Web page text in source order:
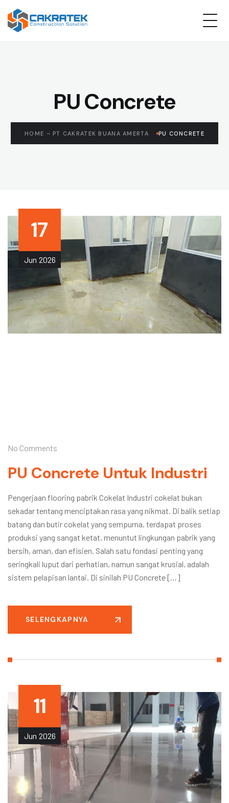
PU Concrete
HOME – PT CAKRATEK BUANA AMERTA PU CONCRETE
17
Jun 2026
No Comments
PU Concrete Untuk Industri
Pengerjaan flooring pabrik Cokelat Industri cokelat bukan
sekadar tentang menciptakan rasa yang nikmat. Di balik setiap
batang dan butir cokelat yang sempurna, terdapat proses
produksi yang sangat ketat, menuntut lingkungan pabrik yang
bersih, aman, dan efisien. Salah satu fondasi penting yang
seringkali luput dari perhatian, namun sangat krusial, adalah
sistem pelapisan lantai. Di sinilah PU Concrete […]
SELENGKAPNYA
11
Jun 2026